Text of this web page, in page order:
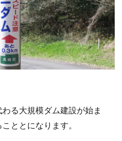
る大規模ダム建設が始ま
ととになります。